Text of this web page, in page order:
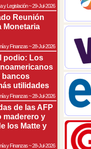
y Legislación~29-Jul-2026
Reunión
Monetaria
y Finanzas~28-Jul-2026
podio: Los
bancos
utilidades
y Finanzas~28-Jul-2026
de las AFP
maderero y
los Matte y
y Finanzas~28-Jul-2026